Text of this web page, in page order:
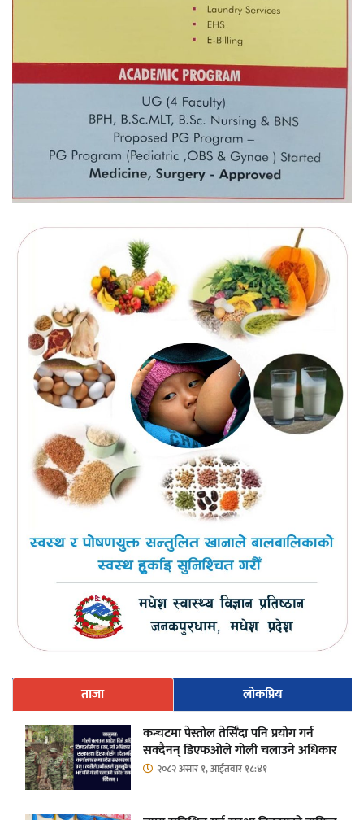
ताजा
लोकप्रिय
कन्चटमा पेस्तोल तेर्सिँदा पनि प्रयोग गर्न
सक्दैनन् डिएफओले गोली चलाउने अधिकार
२०८२ असार १, आईतवार १८:४१